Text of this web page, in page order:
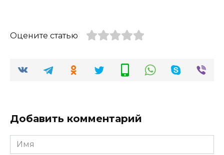
Оцените статью
Добавить комментарий
Имя
*